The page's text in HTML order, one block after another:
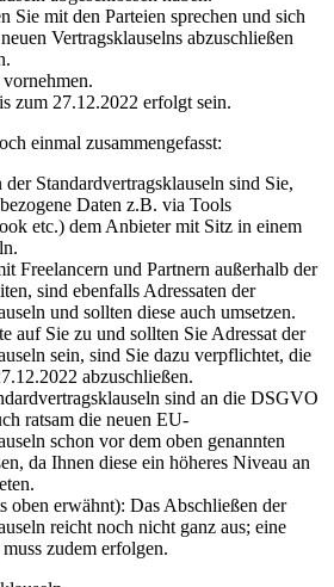
Sie mit den Parteien sprechen und sich
Vertragsklauselns abzuschließen
zum 27.12.2022 erfolgt sein.
einmal zusammengefasst:
der Standardvertragsklauseln sind Sie,
Daten z.B. via Tools
etc.) dem Anbieter mit Sitz in einem
Freelancern und Partnern außerhalb der
sind ebenfalls Adressaten der
und sollten diese auch umsetzen.
auf Sie zu und sollten Sie Adressat der
sein, sind Sie dazu verpflichtet, die
abzuschließen.
sind an die DSGVO
ratsam die neuen EU-
schon vor dem oben genannten
da Ihnen diese ein höheres Niveau an
oben erwähnt): Das Abschließen der
reicht noch nicht ganz aus; eine
zudem erfolgen.